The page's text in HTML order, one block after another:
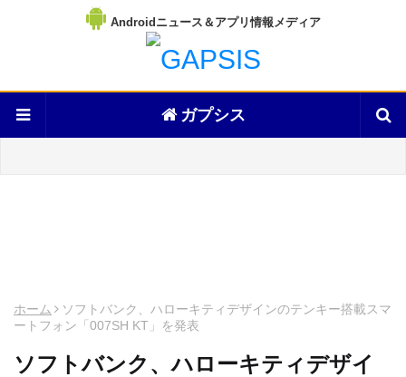
Androidニュース＆アプリ情報メディア
ガプシス
ホーム
ソフトバンク、ハローキティデザインのテンキー搭載スマ
ートフォン「007SH KT」を発表
ソフトバンク、ハローキティデザイ